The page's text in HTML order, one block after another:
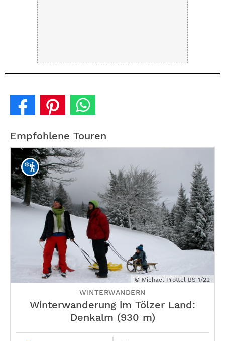
Empfohlene Touren
© Michael Pröttel BS 1/22
WINTERWANDERN
Winterwanderung im Tölzer Land:
Denkalm (930 m)